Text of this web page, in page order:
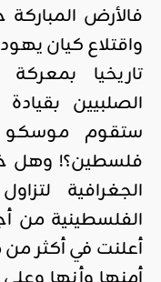
فالأرض
واقتلاع كيان
تاريخيا
الصلبيين
ستقوم موسكو
فلسطين؟! وهل
الجغرافية
الفلسطينية من
أعلنت في أكثر